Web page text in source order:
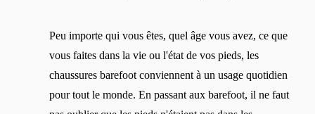
Peu importe qui vous êtes, quel âge vous avez, ce que
vous faites dans la vie ou l'état de vos pieds, les
chaussures barefoot conviennent à un usage quotidien
pour tout le monde. En passant aux barefoot, il ne faut